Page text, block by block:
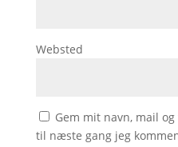
Websted
Gem mit navn, mail
til næste gang jeg